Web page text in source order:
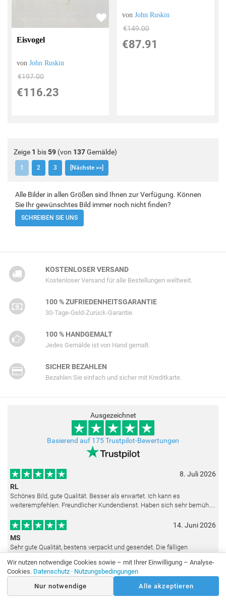
Eisvogel
vonJohn Ruskin
€197.00
€116.23
vonJohn Ruskin
€149.00
€87.91
Zeige 1 bis59 (von 137Gemälde)
1 2 3 [Nächste >>]
Alle Bilder in allen Größen sind Ihnen zur Verfügung. Können
Sie Ihr gewünschtes Bild immer noch nicht finden?
SCHREIBEN SIE UNS
KOSTENLOSER VERSAND
Kostenloser Versand für alle Bestellungen weltweit.
100 % ZUFRIEDENHEITSGARANTIE
30-Tage-Geld-Zurück-Garantie.
100 % HANDGEMALT
Jedes Gemälde ist von Hand gemalt.
SICHER BEZAHLEN
Bezahlen Sie einfach und sicher mit Kreditkarte.
Ausgezeichnet
Basierend auf 175 Trustpilot-Bewertungen
8. Juli 2026
RL
Schönes Bild, gute Qualität. Besser als erwartet. Ich kann es
weiterempfehlen. Freundlicher Kundendienst. Haben sich sehr bemüht
14. Juni 2026
MS
Sehr gute Qualität, bestens verpackt und gesendet. Die fälligen
und mit dem Ölbild sehr zufrieden.
22. Mai 2026
S.A.Batista
Die Copie ist in sehr guter Qualität. Sehr zufrieden. Schnelle Lieferung.
Wir nutzen notwendige Cookies sowie – mit Ihrer Einwilligung – Analyse-
Cookies. Datenschutz · Nutzungsbedingungen
Nur notwendige
Alle akzeptieren